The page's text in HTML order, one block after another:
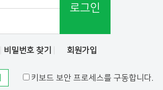
로그인
비밀번호 찾기 회원가입
키보드 보안 프로세스를 구동합니다.